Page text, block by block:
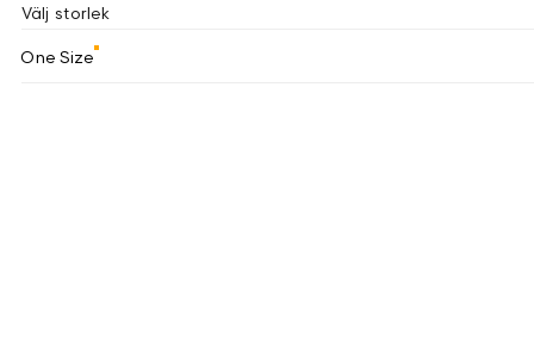
Välj storlek
One Size